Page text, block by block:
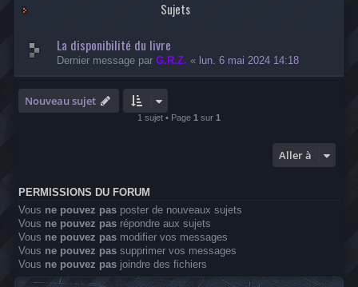
Sujets
La disponibilité du livre
Dernier message par G.R.Z. « lun. 6 mai 2024 14:18
Nouveau sujet
1 sujet • Page 1 sur 1
Aller à
PERMISSIONS DU FORUM
Vous ne pouvez pas poster de nouveaux sujets
Vous ne pouvez pas répondre aux sujets
Vous ne pouvez pas modifier vos messages
Vous ne pouvez pas supprimer vos messages
Vous ne pouvez pas joindre des fichiers